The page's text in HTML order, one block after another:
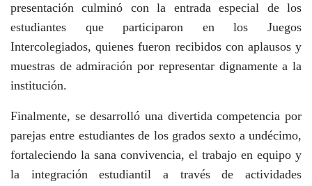
presentación culminó con la entrada especial de los
estudiantes que participaron en los Juegos
Intercolegiados, quienes fueron recibidos con aplausos y
muestras de admiración por representar dignamente a la
institución.
Finalmente, se desarrolló una divertida competencia por
parejas entre estudiantes de los grados sexto a undécimo,
fortaleciendo la sana convivencia, el trabajo en equipo y
la integración estudiantil a través de actividades